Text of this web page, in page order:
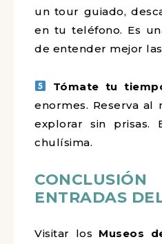
un tour guiado,
en tu teléfono. Es
de entender mejor
Tómate tu
enormes. Reserva al
explorar sin prisas.
chulísima.
ENTRADAS
Visitar los Museos